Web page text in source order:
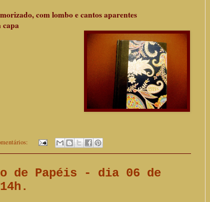
com lombo e cantos aparentes
capa
de Papéis - dia 06 de